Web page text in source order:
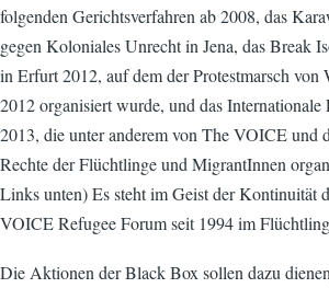
folgenden Gerichtsverfahren ab 2008, das
gegen Koloniales Unrecht in Jena, das Break
in Erfurt 2012, auf dem der Protestmarsch
2012 organisiert wurde, und das
2013, die unter anderem von The VOICE und
Rechte der Flüchtlinge und MigrantInnen
Links unten) Es steht im Geist der Kontinuität
VOICE Refugee Forum seit 1994 im
Die Aktionen der Black Box sollen dazu